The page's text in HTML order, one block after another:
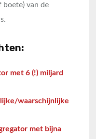
boete) van de
met 6 (!) miljard
waarschijnlijke
met bijna